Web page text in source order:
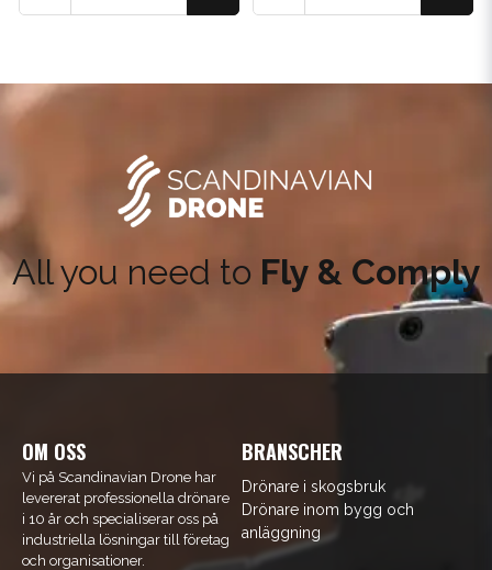
Få 5% rabatt
Prenumerera på vårt nyhetsbrev med kunskap och
nyheter. Ange din e-postadress nedan för att få en
Hämta kod
All you need to Fly & Comply
OM OSS
Vi på Scandinavian Drone har
levererat professionella drönare
i 10 år och specialiserar oss på
industriella lösningar till företag
och organisationer.
BRANSCHER
Drönare i skogsbruk
Drönare inom bygg och
anläggning